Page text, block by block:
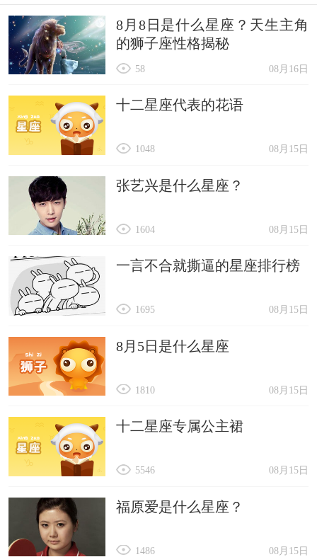
8月8日是什么星座？天生主角
的狮子座性格揭秘
08月16日
58
十二星座代表的花语
08月15日
1048
张艺兴是什么星座？
08月15日
1604
一言不合就撕逼的星座排行榜
08月15日
1695
8月5日是什么星座
08月15日
1810
十二星座专属公主裙
08月15日
5546
福原爱是什么星座？
08月15日
1486